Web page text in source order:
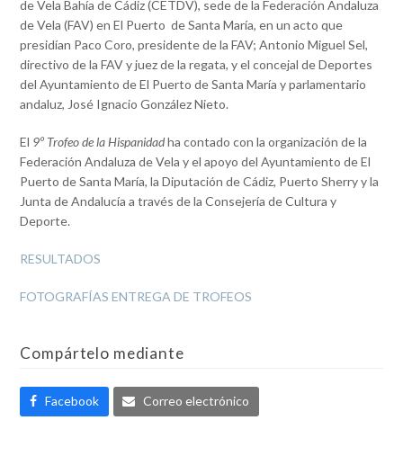
de Vela Bahía de Cádiz (CETDV), sede de la Federación Andaluza
de Vela (FAV) en El Puerto de Santa María, en un acto que
presidían Paco Coro, presidente de la FAV; Antonio Miguel Sel,
directivo de la FAV y juez de la regata, y el concejal de Deportes
del Ayuntamiento de El Puerto de Santa María y parlamentario
andaluz, José Ignacio González Nieto.
El 9º Trofeo de la Hispanidadha contado con la organización de la
Federación Andaluza de Vela y el apoyo del Ayuntamiento de El
Puerto de Santa María, la Diputación de Cádiz, Puerto Sherry y la
Junta de Andalucía a través de la Consejería de Cultura y
Deporte.
RESULTADOS
FOTOGRAFÍAS ENTREGA DE TROFEOS
Compártelo mediante
Facebook Correo electrónico